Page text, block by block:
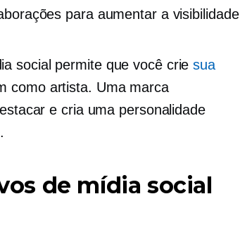
para aumentar a visibilidade
social permite que você criesua
como artista. Uma marca
e cria uma personalidade
de mídia social